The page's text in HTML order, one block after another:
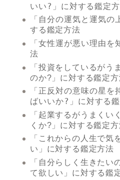
いい?」 に対する鑑定
「自分の運気と運気の
する鑑定方法
「女性運が悪い理由を
法
「投資をしているがう
のか?」 に対する鑑定
「正反対の意味の星
ばいいか?」 に対する
「起業するがうまくい
くか?」 に対する鑑定
「これからの人生で気
い」 に対する鑑定方法
「自分らしく生きたい
て欲しい」 に対する鑑